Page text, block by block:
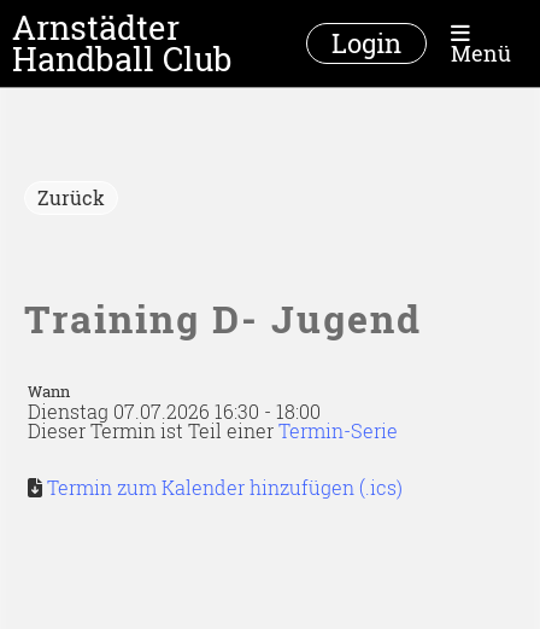
Arnstädter
Handball Club Login Menü
Zurück
Training D- Jugend
Wann
Dienstag 07.07.2026 16:30 - 18:00
Dieser Termin ist Teil einerTermin-Serie
Termin zum Kalender hinzufügen (.ics)